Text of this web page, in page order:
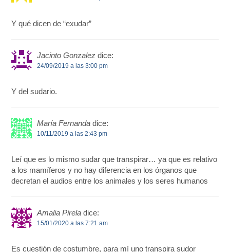
Y qué dicen de “exudar”
Jacinto Gonzalez dice:
24/09/2019 a las 3:00 pm
Y del sudario.
María Fernanda dice:
10/11/2019 a las 2:43 pm
Leí que es lo mismo sudar que transpirar… ya que es relativo
a los mamíferos y no hay diferencia en los órganos que
decretan el audios entre los animales y los seres humanos
Amalia Pirela dice:
15/01/2020 a las 7:21 am
Es cuestión de costumbre, para mí uno transpira sudor